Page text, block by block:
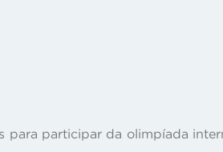
participar da olimpíada